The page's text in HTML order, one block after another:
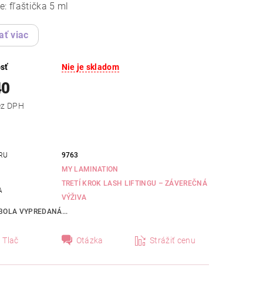
fľaštička 5 ml
viac
Nie je skladom
bez DPH
9763
MY LAMINATION
TRETÍ KROK LASH LIFTINGU – ZÁVEREČNÁ
VÝŽIVA
VYPREDANÁ...
Tlač Otázka Strážiť cenu